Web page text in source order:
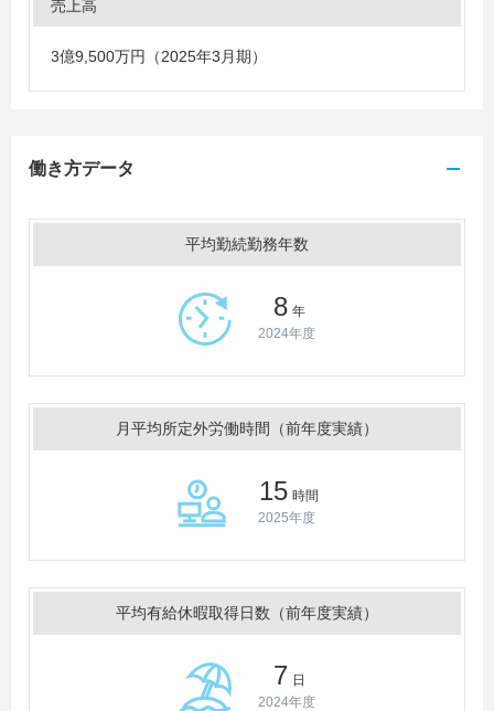
売上高
3億9,500万円（2025年3月期）
働き方データ
平均勤続勤務年数
8 年
2024年度
月平均所定外労働時間（前年度実績）
15 時間
2025年度
平均有給休暇取得日数（前年度実績）
7 日
2024年度